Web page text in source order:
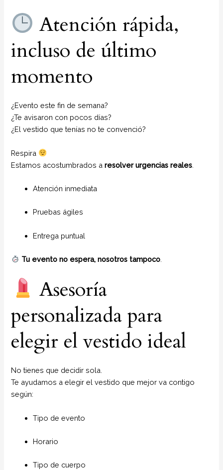
Atención rápida,
incluso de último
momento
¿Evento este fin de semana?
¿Te avisaron con pocos días?
¿El vestido que tenías no te convenció?
Respira
Estamos acostumbrados aresolver urgencias reales
Atención inmediata
Pruebas ágiles
Entrega puntual
Tu evento no espera, nosotros tampoco
Asesoría
personalizada para
elegir el vestido ideal
No tienes que decidir sola.
Te ayudamos a elegir el vestido que mejor va contigo
según:
Tipo de evento
Horario
Tipo de cuerpo